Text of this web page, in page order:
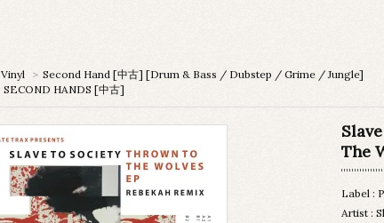
Vinyl > Second Hand [中古] [Drum & Bass / Dubstep / Grime / Jungle]
SECOND HANDS [中古]
The
Label :
Artist :